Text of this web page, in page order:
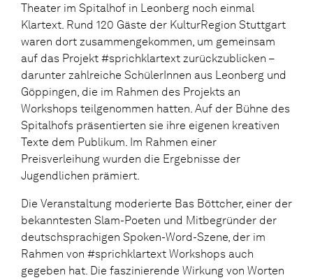
Theater im Spitalhof in Leonberg noch einmal
Klartext. Rund 120 Gäste der KulturRegion Stuttgart
waren dort zusammengekommen, um gemeinsam
auf das Projekt #sprichklartext zurückzublicken –
darunter zahlreiche SchülerInnen aus Leonberg und
Göppingen, die im Rahmen des Projekts an
Workshops teilgenommen hatten. Auf der Bühne des
Spitalhofs präsentierten sie ihre eigenen kreativen
Texte dem Publikum. Im Rahmen einer
Preisverleihung wurden die Ergebnisse der
Jugendlichen prämiert.
Die Veranstaltung moderierte Bas Böttcher, einer der
bekanntesten Slam-Poeten und Mitbegründer der
deutschsprachigen Spoken-Word-Szene, der im
Rahmen von #sprichklartext Workshops auch
gegeben hat. Die faszinierende Wirkung von Worten